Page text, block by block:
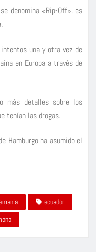
denomina «Rip-Off», es
intentos una y otra vez de
en Europa a través de
más detalles sobre los
tenían las drogas.
Hamburgo ha asumido el
ecuador